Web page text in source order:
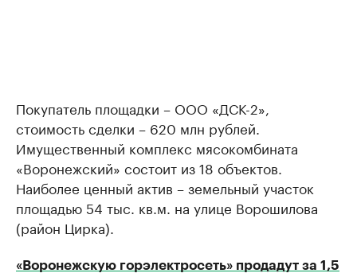
Покупатель площадки – ООО «ДСК-2»,
стоимость сделки – 620 млн рублей.
Имущественный комплекс мясокомбината
«Воронежский» состоит из 18 объектов.
Наиболее ценный актив – земельный участок
площадью 54 тыс. кв.м. на улице Ворошилова
(район Цирка).
«Воронежскую горэлектросеть» продадут за 1,5